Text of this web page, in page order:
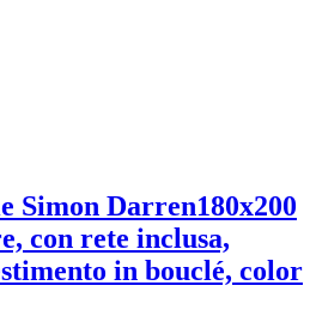
Simon Darren180x200
con rete inclusa,
in bouclé, color